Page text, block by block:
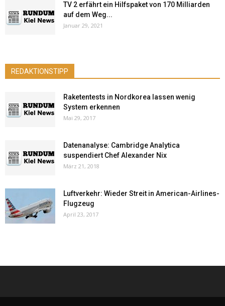
TV 2 erfährt ein Hilfspaket von 170 Milliarden
auf dem Weg...
Januar 29, 2021
REDAKTIONSTIPP
Raketentests in Nordkorea lassen wenig
System erkennen
Mai 29, 2017
Datenanalyse: Cambridge Analytica
suspendiert Chef Alexander Nix
März 21, 2018
Luftverkehr: Wieder Streit in American-Airlines-
Flugzeug
April 23, 2017